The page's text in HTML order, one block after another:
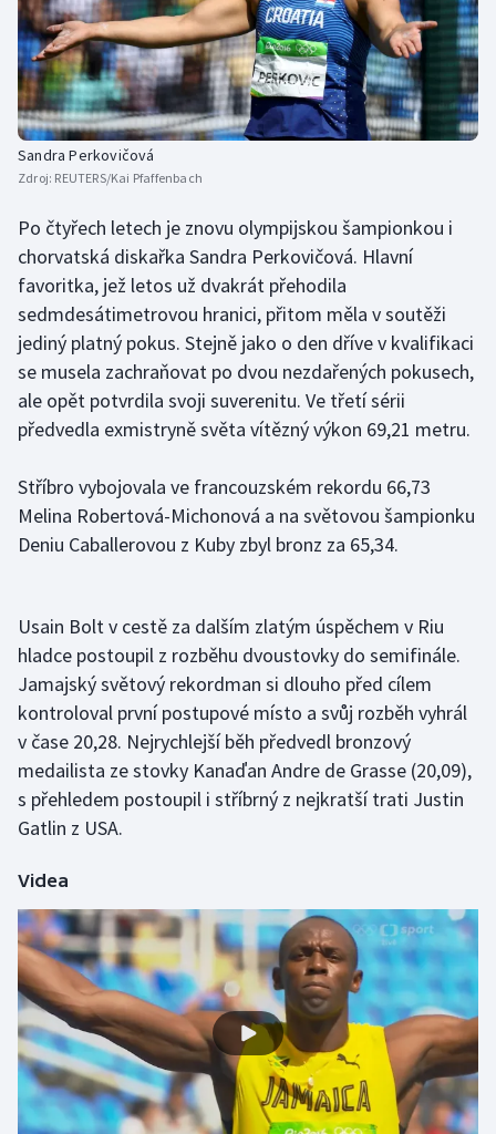
Sandra Perkovičová
Zdroj: REUTERS/Kai Pfaffenbach
Po čtyřech letech je znovu olympijskou šampionkou i
chorvatská diskařka Sandra Perkovičová. Hlavní
favoritka, jež letos už dvakrát přehodila
sedmdesátimetrovou hranici, přitom měla v soutěži
jediný platný pokus. Stejně jako o den dříve v kvalifikaci
se musela zachraňovat po dvou nezdařených pokusech,
ale opět potvrdila svoji suverenitu. Ve třetí sérii
předvedla exmistryně světa vítězný výkon 69,21 metru.
Stříbro vybojovala ve francouzském rekordu 66,73
Melina Robertová-Michonová a na světovou šampionku
Deniu Caballerovou z Kuby zbyl bronz za 65,34.
Usain Bolt v cestě za dalším zlatým úspěchem v Riu
hladce postoupil z rozběhu dvoustovky do semifinále.
Jamajský světový rekordman si dlouho před cílem
kontroloval první postupové místo a svůj rozběh vyhrál
v čase 20,28. Nejrychlejší běh předvedl bronzový
medailista ze stovky Kanaďan Andre de Grasse (20,09),
s přehledem postoupil i stříbrný z nejkratší trati Justin
Gatlin z USA.
Videa